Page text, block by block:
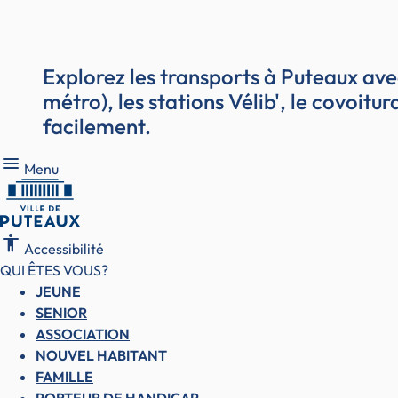
Explorez les transports à Puteaux
métro), les stations Vélib', le
facilement.
Menu Menu
accessibility Accessibilité
QUI ÊTES VOUS?
JEUNE
SENIOR
ASSOCIATION
NOUVEL HABITANT
FAMILLE